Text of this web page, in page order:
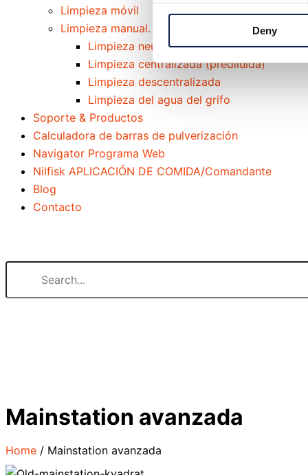
Deny
Limpieza móvil
Limpieza manual. Limpieza fuera de lugar
Limpieza neumática
Limpieza centralizada (prediluida)
Limpieza descentralizada
Limpieza del agua del grifo
Soporte & Productos
Calculadora de barras de pulverización
Navigator Programa Web
Nilfisk APLICACIÓN DE COMIDA/Comandante
Blog
Contacto
Mainstation avanzada
Home / Mainstation avanzada